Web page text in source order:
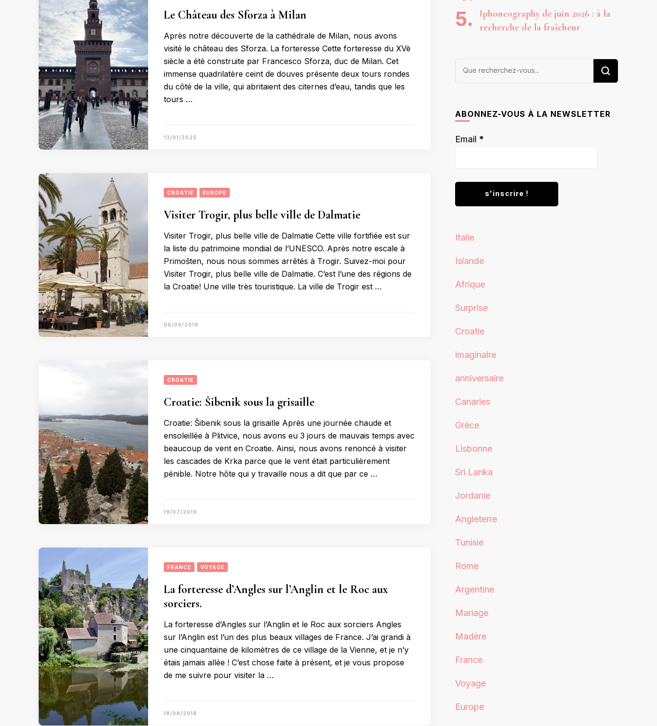
Le Château des Sforza à Milan
Après notre découverte de la cathédrale de Milan, nous avons
visité le château des Sforza. La forteresse Cette forteresse du XVè
siècle a été construite par Francesco Sforza, duc de Milan. Cet
immense quadrilatère ceint de douves présente deux tours rondes
du côté de la ville, qui abritaient des citernes d’eau, tandis que les
tours …
13/01/2025
CROATIE EUROPE
Visiter Trogir, plus belle ville de Dalmatie
Visiter Trogir, plus belle ville de Dalmatie Cette ville fortifiée est sur
la liste du patrimoine mondial de l’UNESCO. Après notre escale à
Primošten, nous nous sommes arrêtés à Trogir. Suivez-moi pour
Visiter Trogir, plus belle ville de Dalmatie. C’est l’une des régions de
la Croatie! Une ville très touristique. La ville de Trogir est …
06/09/2019
CROATIE
Croatie: Šibenik sous la grisaille
Croatie: Šibenik sous la grisaille Après une journée chaude et
ensoleillée à Plitvice, nous avons eu 3 jours de mauvais temps avec
beaucoup de vent en Croatie. Ainsi, nous avons renoncé à visiter
les cascades de Krka parce que le vent était particulièrement
pénible. Notre hôte qui y travaille nous a dit que par ce …
19/07/2019
FRANCE VOYAGE
La forteresse d’Angles sur l’Anglin et le Roc aux
sorciers.
La forteresse d’Angles sur l’Anglin et le Roc aux sorciers Angles
sur l’Anglin est l’un des plus beaux villages de France. J’ai grandi à
une cinquantaine de kilomètres de ce village de la Vienne, et je n’y
étais jamais allée ! C’est chose faite à présent, et je vous propose
de me suivre pour visiter la …
18/08/2018
Iphoneography de juin 2026 : à la
recherche de la fraîcheur
Vous
ABONNEZ-VOUS À LA NEWSLETTER
Email *
Italie
Islande
Afrique
Surprise
Croatie
imaginaire
anniversaire
Canaries
Grèce
Lisbonne
Sri Lanka
Jordanie
Angleterre
Tunisie
Rome
Argentine
Mariage
Madère
France
Voyage
Europe